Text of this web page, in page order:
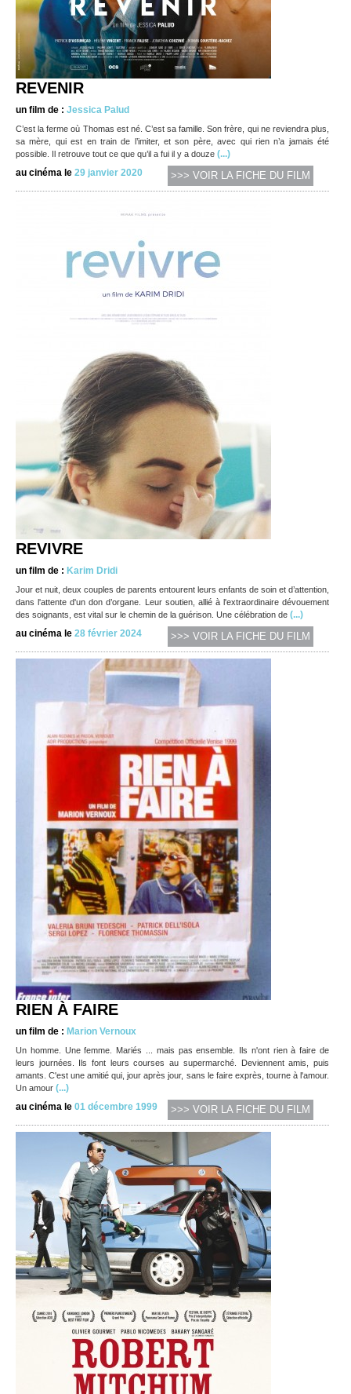
REVENIR
un film de : Jessica Palud
C’est la ferme où Thomas est né. C’est sa famille. Son frère, qui ne reviendra plus,
sa mère, qui est en train de l’imiter, et son père, avec qui rien n’a jamais été
possible. Il retrouve tout ce que qu’il a fui il y a douze (...)
au cinéma le 29 janvier 2020 >>> VOIR LA FICHE DU FILM
REVIVRE
un film de : Karim Dridi
Jour et nuit, deux couples de parents entourent leurs enfants de soin et d’attention,
dans l'attente d'un don d’organe. Leur soutien, allié à l'extraordinaire dévouement
des soignants, est vital sur le chemin de la guérison. Une célébration de (...)
au cinéma le 28 février 2024 >>> VOIR LA FICHE DU FILM
RIEN À FAIRE
un film de : Marion Vernoux
Un homme. Une femme. Mariés ... mais pas ensemble. Ils n'ont rien à faire de
leurs journées. Ils font leurs courses au supermarché. Deviennent amis, puis
amants. C'est une amitié qui, jour après jour, sans le faire exprès, tourne à l'amour.
Un amour (...)
au cinéma le 01 décembre 1999 >>> VOIR LA FICHE DU FILM